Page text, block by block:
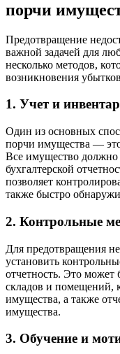
порчи
Предотвращение
важной задачей для
несколько методов,
возникновения
1. Учет и
Один из основных
порчи имущества —
Все имущество должно
бухгалтерской
позволяет
также быстро
2. Контрольные
Для предотвращения
установить
отчетность. Это может
складов и помещений,
имущества, а также
имущества.
3. Обучение и